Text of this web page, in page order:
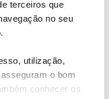
terceiros que
no seu
utilização,
o bom
conhecer os
– 45 617 €
– 53 217 €
S tronic – 52